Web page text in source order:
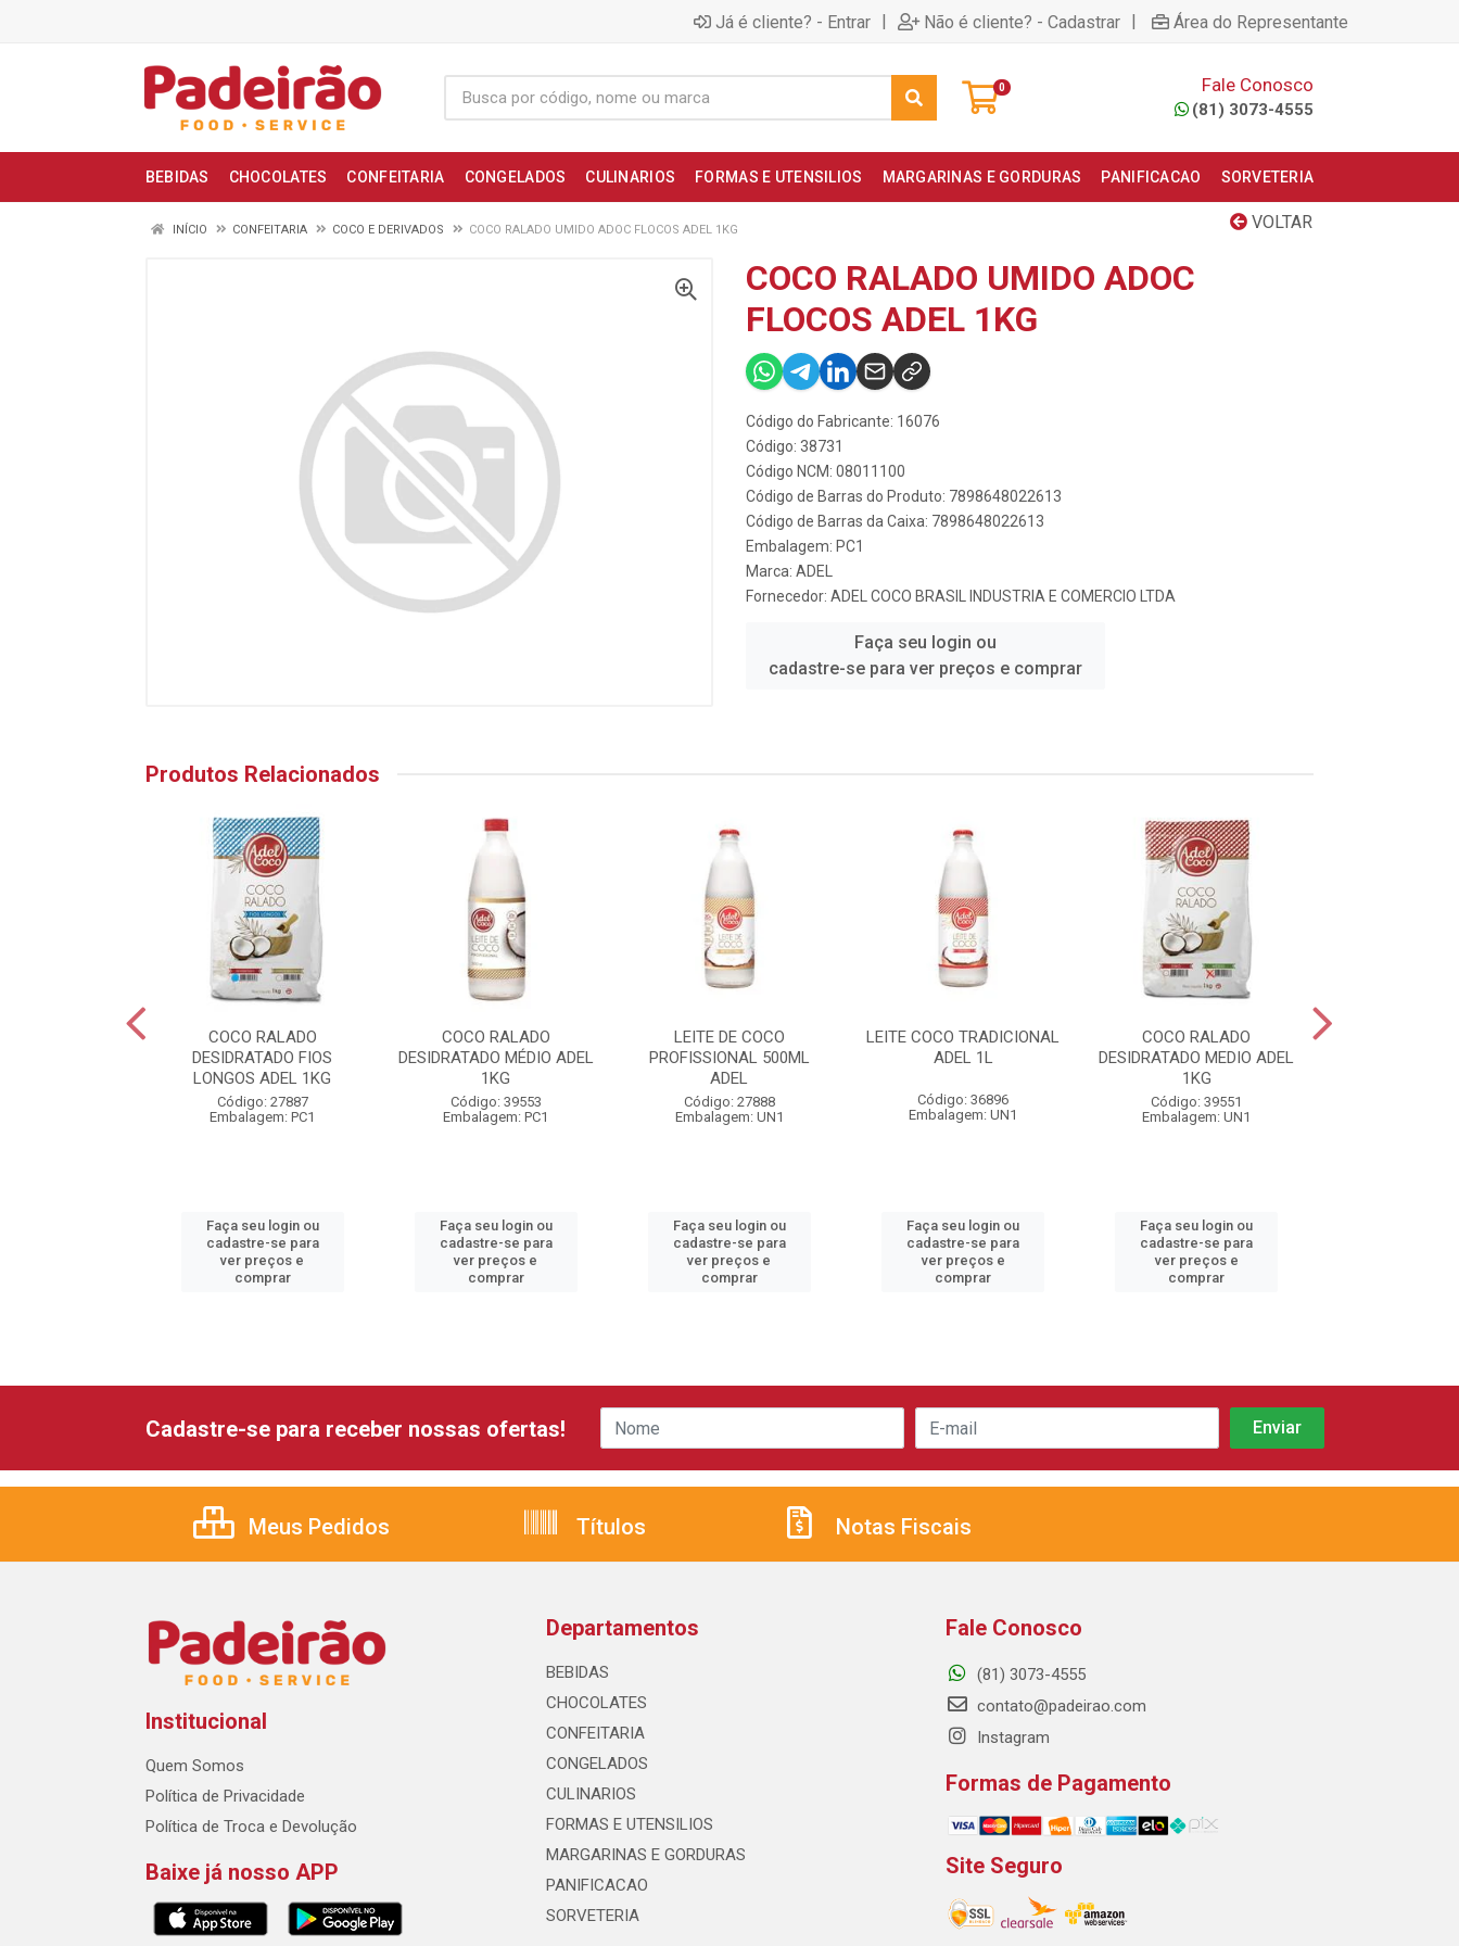
Já é cliente? - Entrar | Não é cliente? - Cadastrar | Área do Representante
0 Fale Conosco
(81) 3073-4555
BEBIDAS CHOCOLATES CONFEITARIA CONGELADOS CULINARIOS FORMAS E UTENSILIOS MARGARINAS E GORDURAS PANIFICACAO SORVETERIA
VOLTAR
INÍCIO CONFEITARIA COCO E DERIVADOS COCO RALADO UMIDO ADOC FLOCOS ADEL 1KG
COCO RALADO UMIDO ADOC
FLOCOS ADEL 1KG
Código do Fabricante: 16076
Código: 38731
Código NCM: 08011100
Código de Barras do Produto: 7898648022613
Código de Barras da Caixa: 7898648022613
Embalagem: PC1
Marca: ADEL
Fornecedor: ADEL COCO BRASIL INDUSTRIA E COMERCIO LTDA
Faça seu login ou
cadastre-se para ver preços e comprar
Produtos Relacionados
COCO RALADO
DESIDRATADO FIOS
LONGOS ADEL 1KG
Código: 27887
Embalagem: PC1
Faça seu login ou
cadastre-se para
ver preços e
comprar
COCO RALADO
DESIDRATADO MÉDIO ADEL
1KG
Código: 39553
Embalagem: PC1
Faça seu login ou
cadastre-se para
ver preços e
comprar
LEITE DE COCO
PROFISSIONAL 500ML
ADEL
Código: 27888
Embalagem: UN1
Faça seu login ou
cadastre-se para
ver preços e
comprar
LEITE COCO TRADICIONAL
ADEL 1L
Código: 36896
Embalagem: UN1
Faça seu login ou
cadastre-se para
ver preços e
comprar
COCO RALADO
DESIDRATADO MEDIO ADEL
1KG
Código: 39551
Embalagem: UN1
Faça seu login ou
cadastre-se para
ver preços e
comprar
Cadastre-se para receber nossas ofertas!
Meus Pedidos Títulos Notas Fiscais
Institucional
Quem Somos
Política de Privacidade
Política de Troca e Devolução
Baixe já nosso APP
Departamentos
BEBIDAS
CHOCOLATES
CONFEITARIA
CONGELADOS
CULINARIOS
FORMAS E UTENSILIOS
MARGARINAS E GORDURAS
PANIFICACAO
SORVETERIA
Fale Conosco
(81) 3073-4555
contato@padeirao.com
Instagram
Formas de Pagamento
Site Seguro